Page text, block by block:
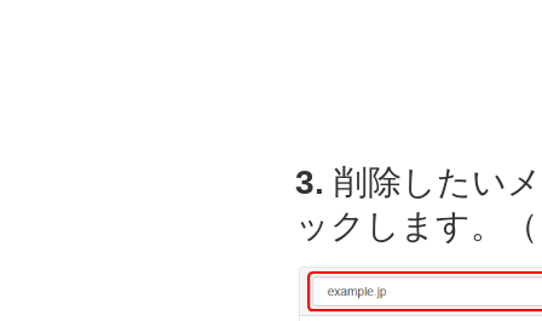
3. 削除したい
ックします。